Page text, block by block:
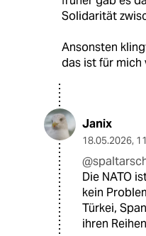
Solidarität
Ansonsten
das ist für
Janix
18.05.2026,
Die NATO
kein
Türkei,
ihren